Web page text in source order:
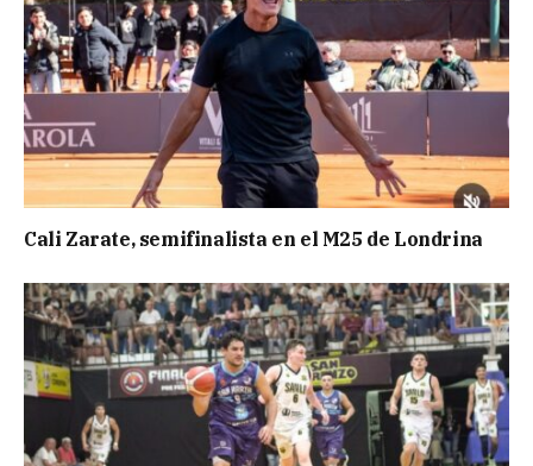
Cali Zarate, semifinalista en el M25 de Londrina